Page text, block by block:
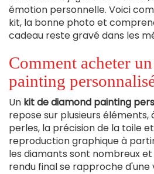
émotion personnelle. Voici
kit, la bonne photo et
cadeau reste gravé dans les
Comment acheter
painting
Un kit de diamond painting
repose sur plusieurs éléments,
perles, la précision de la toile
reproduction graphique à
les diamants sont nombreux et
rendu final se rapproche